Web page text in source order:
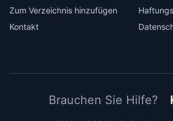
Zum Verzeichnis hinzufügen
Kontakt
Brauchen Sie Hilfe?